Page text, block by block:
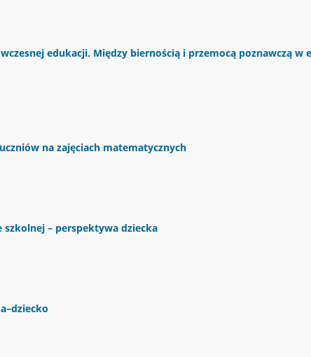
edukacji. Między biernością i przemocą poznawczą w
na zajęciach matematycznych
szkolnej – perspektywa dziecka